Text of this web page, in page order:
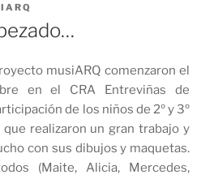
musiARQ comenzaron el
en el CRA Entreviñas de
de los niños de 2º y 3º
realizaron un gran trabajo y
con sus dibujos y maquetas.
(Maite, Alicia, Mercedes,